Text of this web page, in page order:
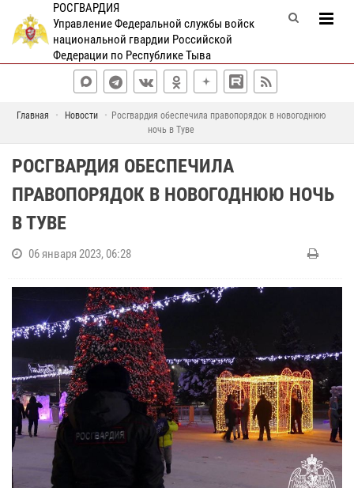
РОСГВАРДИЯ
Управление Федеральной службы войск
национальной гвардии Российской
Федерации по Республике Тыва
Главная Новости
Росгвардия обеспечила правопорядок в новогоднюю
ночь в Туве
РОСГВАРДИЯ ОБЕСПЕЧИЛА
ПРАВОПОРЯДОК В НОВОГОДНЮЮ НОЧЬ
В ТУВЕ
06 января 2023, 06:28